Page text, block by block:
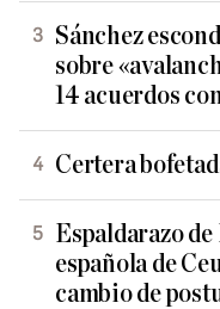
Sánchez
sobre
14 acuerdos
Certera
Espaldarazo de
española de
cambio de